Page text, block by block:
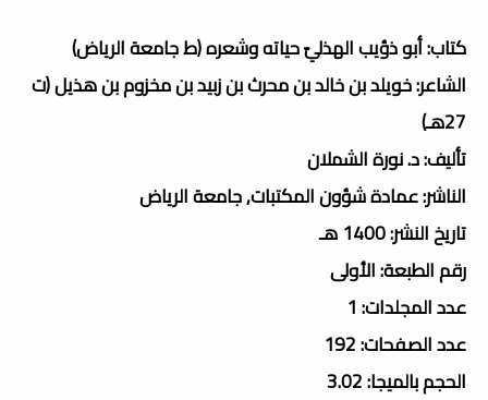
كتاب: أبو ذؤيب الهذليّ حياته وشعره (ط جامعة الرياض)
الشاعر: خويلد بن خالد بن محرث بن زبيد بن مخزوم بن هذيل (ت
27هـ)
تأليف: د. نورة الشملان
الناشر: عمادة شؤون المكتبات, جامعة الرياض
تاريخ النشر: 1400 هـ
رقم الطبعة: الأولى
عدد المجلدات: 1
عدد الصفحات: 192
الحجم بالميجا: 3.02